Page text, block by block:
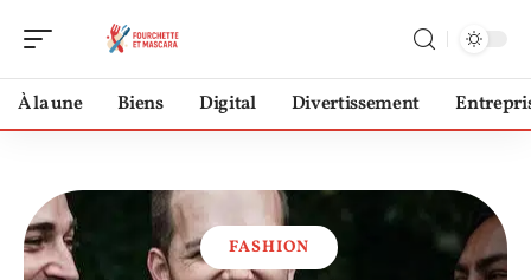
À la une Biens Digital Divertissement
FASHION